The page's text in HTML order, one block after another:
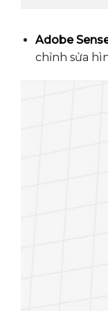
Adobe
chỉnh sửa